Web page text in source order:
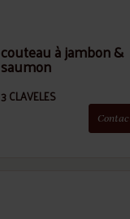
couteau à jambon &
saumon
3 CLAVELES